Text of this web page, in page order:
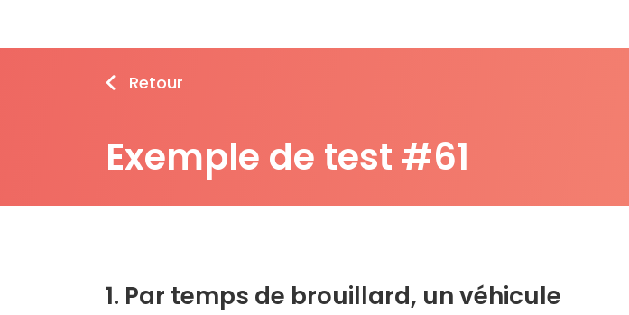
Retour
Exemple de test #61
1. Par temps de brouillard, un véhicule